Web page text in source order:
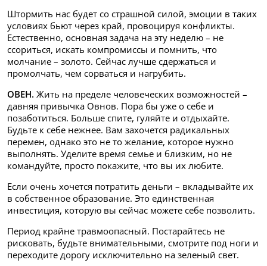
Штормить нас будет со страшной силой, эмоции в таких
условиях бьют через край, провоцируя конфликты.
Естественно, основная задача на эту неделю – не
ссориться, искать компромиссы и помнить, что
молчание – золото. Сейчас лучше сдержаться и
промолчать, чем сорваться и нагрубить.
ОВЕН. Жить на пределе человеческих возможностей –
давняя привычка Овнов. Пора бы уже о себе и
позаботиться. Больше спите, гуляйте и отдыхайте.
Будьте к себе нежнее. Вам захочется радикальных
перемен, однако это не то желание, которое нужно
выполнять. Уделите время семье и близким, но не
командуйте, просто покажите, что вы их любите.
Если очень хочется потратить деньги – вкладывайте их
в собственное образование. Это единственная
инвестиция, которую вы сейчас можете себе позволить.
Период крайне травмоопасный. Постарайтесь не
рисковать, будьте внимательными, смотрите под ноги и
переходите дорогу исключительно на зеленый свет.